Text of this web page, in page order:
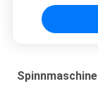
Spinnmaschine